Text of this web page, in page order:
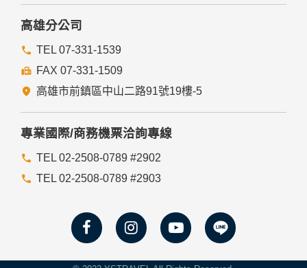
七、隱私權保護政策之修正
款將刊登於網站上。
高雄分公司
TEL 07-331-1539
FAX 07-331-1509
高雄市前鎮區中山二路91號19樓-5
專業國際/商務機票洽詢專線
TEL 02-2508-0789 #2902
TEL 02-2508-0789 #2903